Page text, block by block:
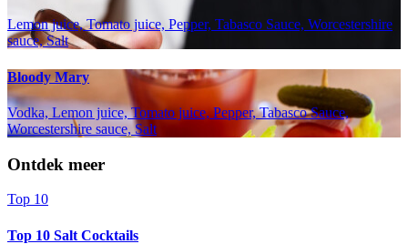
Lemon juice, Tomato juice, Pepper, Tabasco Sauce, Worcestershire
sauce, Salt
Bloody Mary
Vodka, Lemon juice, Tomato juice, Pepper, Tabasco Sauce,
Worcestershire sauce, Salt
Ontdek meer
Top 10
Top 10 Salt Cocktails